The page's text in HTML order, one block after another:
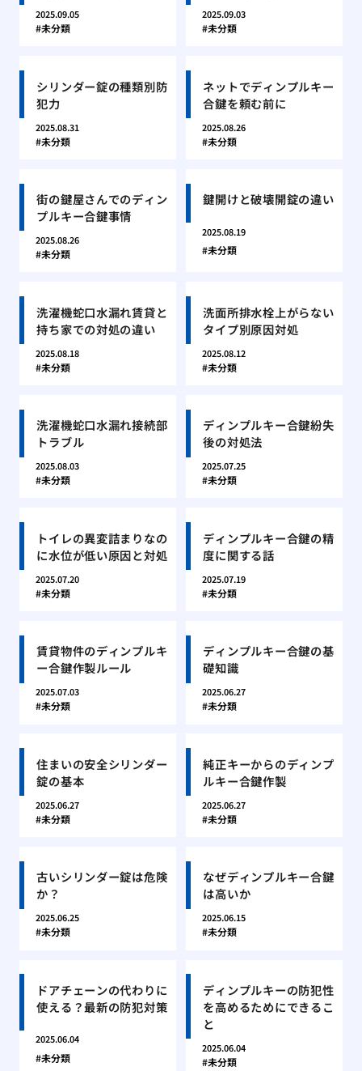
2025.09.05
未分類
2025.09.03
未分類
シリンダー錠の種類別防
犯力
2025.08.31
未分類
ネットでディンプルキー
合鍵を頼む前に
2025.08.26
未分類
街の鍵屋さんでのディン
プルキー合鍵事情
2025.08.26
未分類
鍵開けと破壊開錠の違い
2025.08.19
未分類
洗濯機蛇口水漏れ賃貸と
持ち家での対処の違い
2025.08.18
未分類
洗面所排水栓上がらない
タイプ別原因対処
2025.08.12
未分類
洗濯機蛇口水漏れ接続部
トラブル
2025.08.03
未分類
ディンプルキー合鍵紛失
後の対処法
2025.07.25
未分類
トイレの異変詰まりなの
に水位が低い原因と対処
2025.07.20
未分類
ディンプルキー合鍵の精
度に関する話
2025.07.19
未分類
賃貸物件のディンプルキ
ー合鍵作製ルール
2025.07.03
未分類
ディンプルキー合鍵の基
礎知識
2025.06.27
未分類
住まいの安全シリンダー
錠の基本
2025.06.27
未分類
純正キーからのディンプ
ルキー合鍵作製
2025.06.27
未分類
古いシリンダー錠は危険
か？
2025.06.25
未分類
なぜディンプルキー合鍵
は高いか
2025.06.15
未分類
ドアチェーンの代わりに
使える？最新の防犯対策
2025.06.04
未分類
ディンプルキーの防犯性
を高めるためにできるこ
と
2025.06.04
未分類